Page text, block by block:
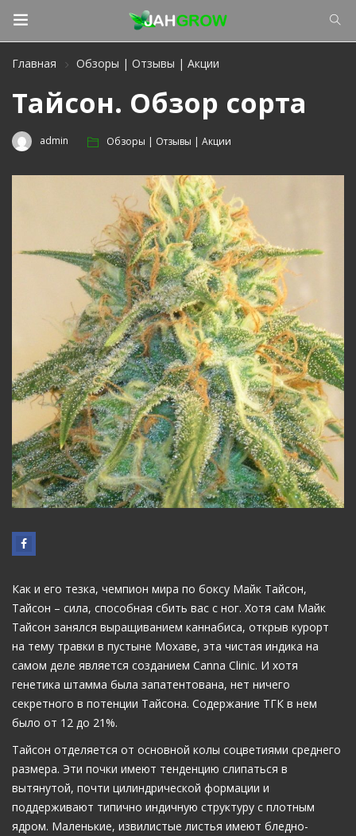
Главная Обзоры | Отзывы | Акции
Тайсон. Обзор сорта
admin Обзоры | Отзывы | Акции
Как и его тезка, чемпион мира по боксу Майк Тайсон,
Тайсон – сила, способная сбить вас с ног. Хотя сам Майк
Тайсон занялся выращиванием каннабиса, открыв курорт
на тему травки в пустыне Мохаве, эта чистая индика на
самом деле является созданием Canna Clinic. И хотя
генетика штамма была запатентована, нет ничего
секретного в потенции Тайсона. Содержание ТГК в нем
было от 12 до 21%.
Тайсон отделяется от основной колы соцветиями среднего
размера. Эти почки имеют тенденцию слипаться в
вытянутой, почти цилиндрической формации и
поддерживают типично индичную структуру с плотным
ядром. Маленькие, извилистые листья имеют бледно-